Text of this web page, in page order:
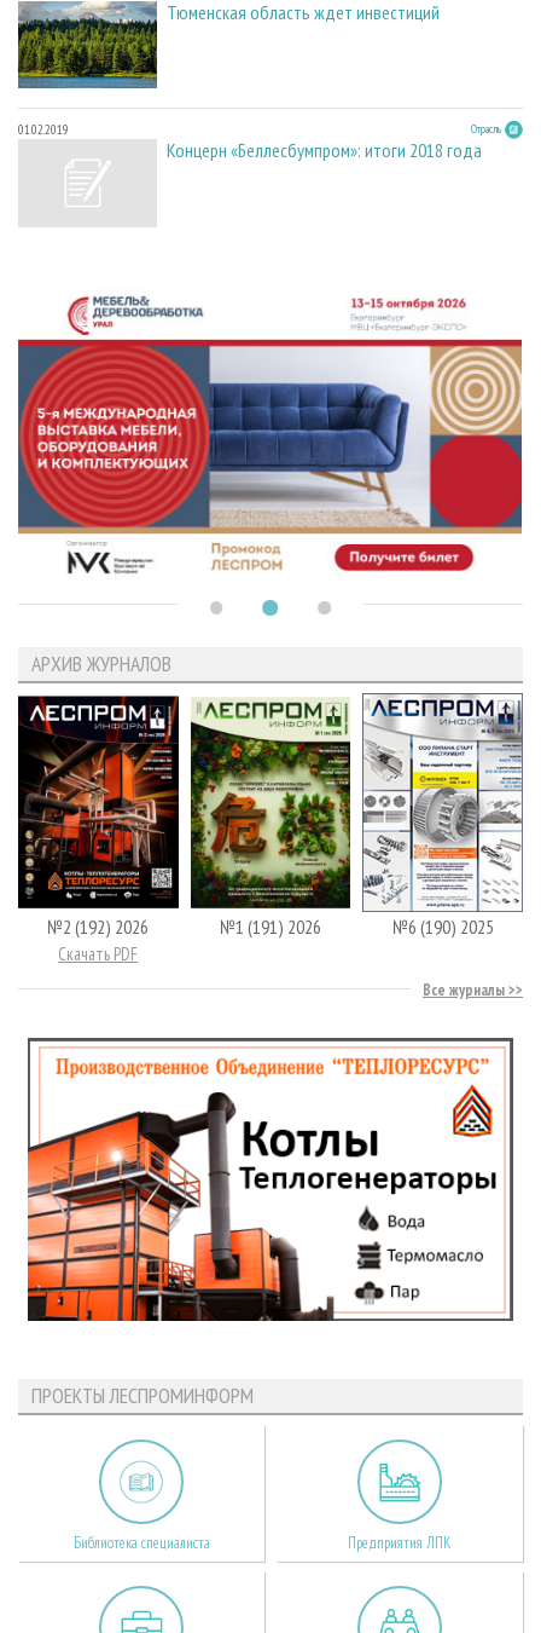
Тюменская область ждет инвестиций
01.02.2019 Отрасль
Концерн «Беллесбумпром»: итоги 2018 года
АРХИВ ЖУРНАЛОВ
№2 (192) 2026
Скачать PDF
№1 (191) 2026 №6 (190) 2025
Все журналы
ПРОЕКТЫ ЛЕСПРОМИНФОРМ
Библиотека специалиста Предприятия ЛПК